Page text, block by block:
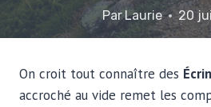
ParLaurie 20
On croit tout connaître des
accroché au vide remet les